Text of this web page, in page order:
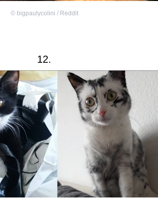
© bigpaulycolini / Reddit
12.